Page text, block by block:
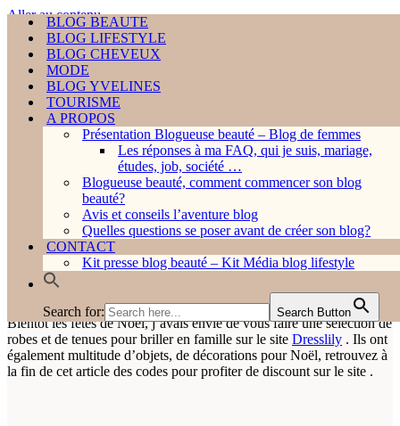
Aller au contenu
BLOG BEAUTE
BLOG LIFESTYLE
BLOG CHEVEUX
MODE
BLOG YVELINES
TOURISME
A PROPOS
Présentation Blogueuse beauté – Blog de femmes
Les réponses à ma FAQ, qui je suis, mariage,
job, société …
Blogueuse beauté, comment commencer son blog
Avis et conseils l’aventure blog
Quelles questions se poser avant de créer son blog?
CONTACT
Kit presse blog beauté – Kit Média blog lifestyle
Rechercher...
HOME ❤︎
BLOG BEAUTE
BLOG LIFESTYLE
BLOG CHEVEUX
MODE
BLOG YVELINES
TOURISME
A PROPOS
Présentation Blogueuse beauté – Blog de femmes
Les réponses à ma FAQ, qui je suis, mariage,
études, job, société …
Blogueuse beauté, comment commencer son blog
beauté?
Avis et conseils l’aventure blog
Quelles questions se poser avant de créer son blog?
CONTACT
Kit presse blog beauté – Kit Média blog lifestyle
Search for: Search Button
BLOG LIFESTYLE
On prépare doucement Noël
sur Dresslily.
Bientôt les fêtes de Noël, j’avais envie de vous faire une sélection de
robes et de tenues pour briller en famille sur le site Dresslily . Ils ont
également multitude d’objets, de décorations pour Noël, retrouvez à
la fin de cet article des codes pour profiter de discount sur le site .